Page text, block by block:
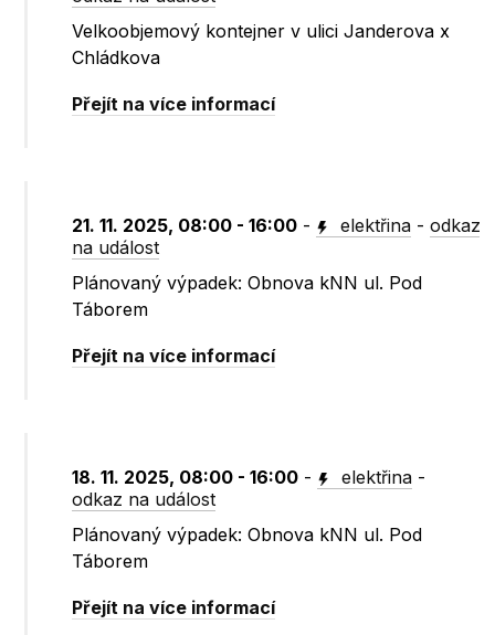
Velkoobjemový kontejner v ulici Janderova x
Chládkova
Přejít na více informací
21. 11. 2025, 08:00 - 16:00 - elektřina -odkaz
na událost
Plánovaný výpadek: Obnova kNN ul. Pod
Táborem
Přejít na více informací
18. 11. 2025, 08:00 - 16:00 - elektřina -
odkaz na událost
Plánovaný výpadek: Obnova kNN ul. Pod
Táborem
Přejít na více informací